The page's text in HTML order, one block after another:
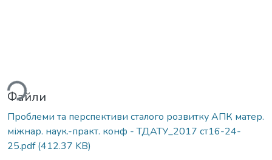
Файли
Проблеми та перспективи сталого розвитку АПК матер.
міжнар. наук.-практ. конф - ТДАТУ_2017 ст16-24-
25.pdf(412.37 KB)